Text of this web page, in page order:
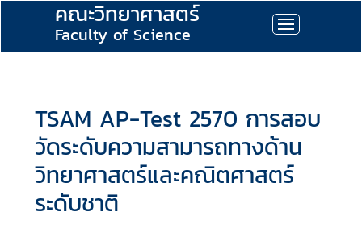
คณะวิทยาศาสตร์
Faculty of Science
TSAM AP-Test 2570 การสอบ
วัดระดับความสามารถทางด้าน
วิทยาศาสตร์และคณิตศาสตร์
ระดับชาติ